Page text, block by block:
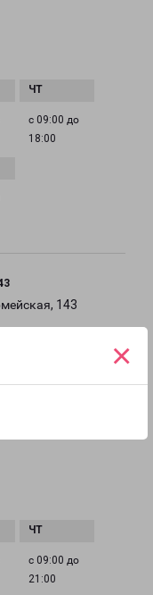
×
с 09:00 до
18:00
143
с 09:00 до
21:00